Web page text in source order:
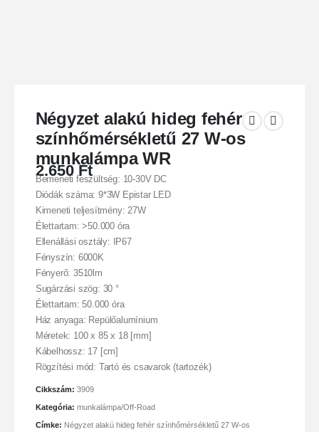
Négyzet alakú hideg fehér
színhőmérsékletű 27 W-os
munkalámpa WR
2.650Ft
Bemeneti feszültség: 10-30V DC
Diódák száma: 9*3W Epistar LED
Kimeneti teljesítmény: 27W
Élettartam: >50.000 óra
Ellenállási osztály: IP67
Fényszín: 6000K
Fényerő: 3510lm
Sugárzási szög: 30 °
Élettartam: 50.000 óra
Ház anyaga: Repülőalumínium
Méretek: 100 x 85 x 18 [mm]
Kábelhossz: 17 [cm]
Rögzítési mód: Tartó és csavarok (tartozék)
Cikkszám: 3909
Kategória: munkalámpa/Off-Road
Címke: Négyzet alakú hideg fehér színhőmérsékletű 27 W-os